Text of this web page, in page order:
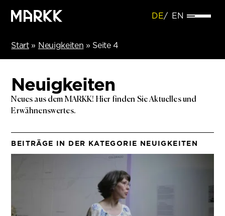
DE EN
Start» Neuigkeiten » Seite 4
Neuigkeiten
Neues aus dem MARKK! Hier finden Sie Aktuelles und
Erwähnenswertes.
BEITRÄGE IN DER KATEGORIE NEUIGKEITEN